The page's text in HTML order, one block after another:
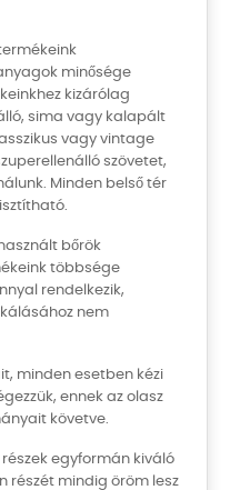
minősége
kizárólag
sima vagy kalapált
vagy vintage
szövetet,
Minden belső tér
bőrök
többsége
rendelkezik,
nem
minden esetben kézi
ennek az olasz
követve.
egyformán kiváló
részét mindig öröm lesz